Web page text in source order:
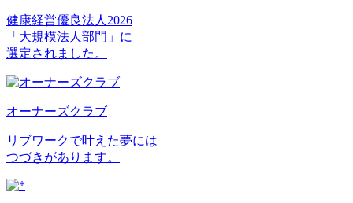
健康経営優良法人2026
「大規模法人部門」に
選定されました。
オーナーズクラブ
リブワークで叶えた夢には
つづきがあります。